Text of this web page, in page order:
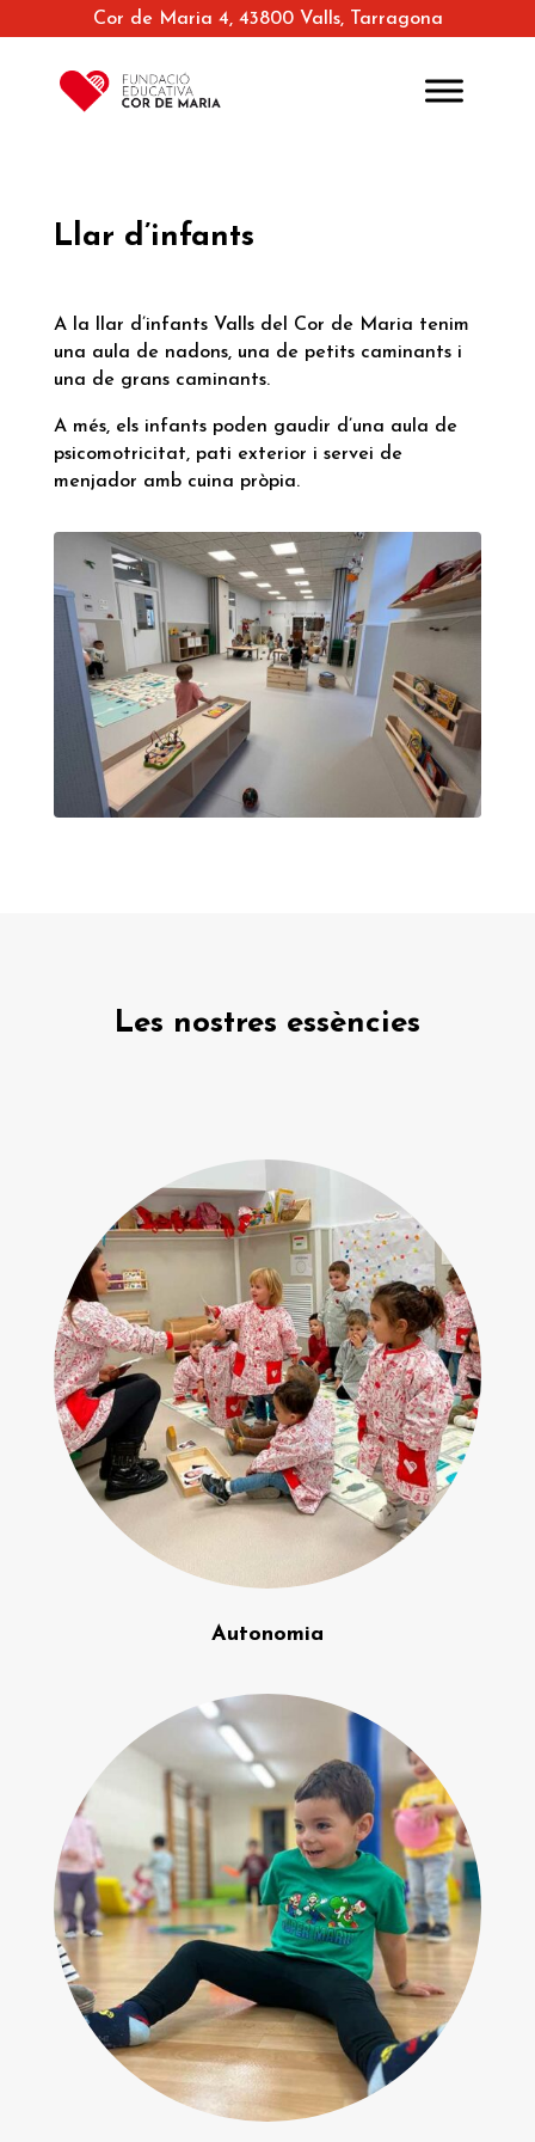
Cor de Maria 4, 43800 Valls, Tarragona
Llar d’infants
A la llar d’infants Valls del Cor de Maria tenim
una aula de nadons, una de petits caminants i
una de grans caminants.
A més, els infants poden gaudir d’una aula de
psicomotricitat, pati exterior i servei de
menjador amb cuina pròpia.
Les nostres essències
Autonomia